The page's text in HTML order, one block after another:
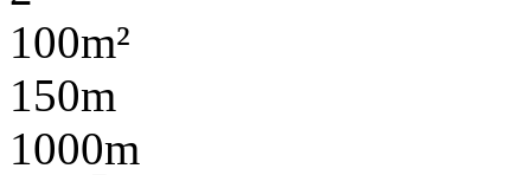
100m²
150m
1000m